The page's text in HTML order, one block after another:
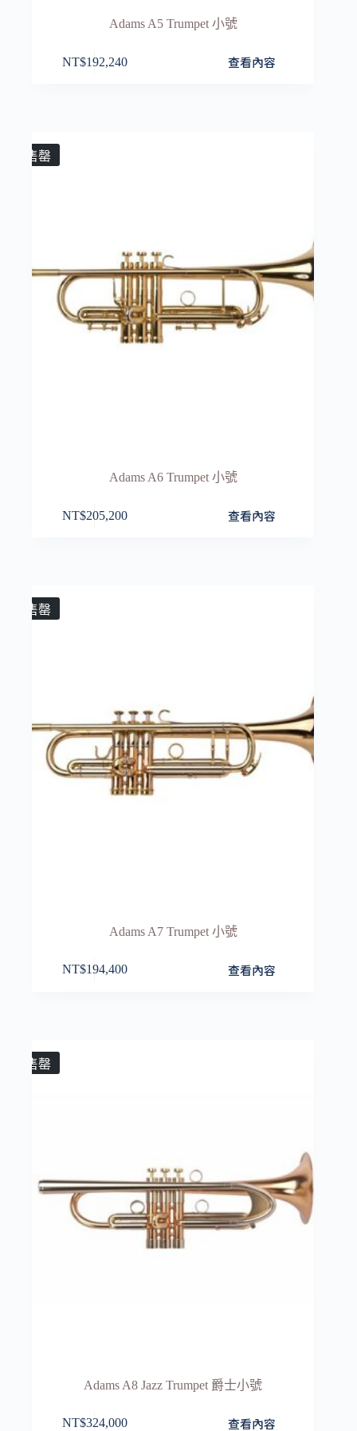
Adams A5 Trumpet 小號
NT$192,240 查看內容
售罄
Adams A6 Trumpet 小號
NT$205,200 查看內容
售罄
Adams A7 Trumpet 小號
NT$194,400 查看內容
售罄
Adams A8 Jazz Trumpet 爵士小號
NT$324,000 查看內容